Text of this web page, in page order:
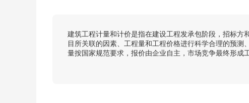
建筑工程计量和计价是指在建设工程发承包阶段，招标
目所关联的因素、工程量和工程价格进行科学合理的预
量按国家规范要求，报价由企业自主，市场竞争最终形成